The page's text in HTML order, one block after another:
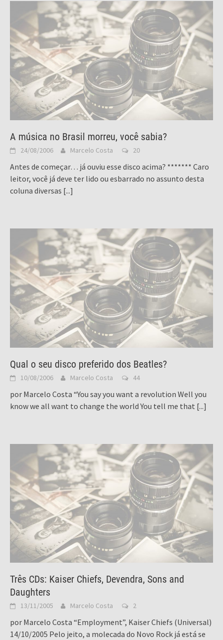
A música no Brasil morreu, você sabia?
24/08/2006 Marcelo Costa 20
Antes de começar… já ouviu esse disco acima? ******* Caro
leitor, você já deve ter lido ou esbarrado no assunto desta
coluna diversas [...]
Qual o seu disco preferido dos Beatles?
10/08/2006 Marcelo Costa 44
por Marcelo Costa “You say you want a revolution Well you
know we all want to change the world You tell me that [...]
Três CDs: Kaiser Chiefs, Devendra, Sons and
Daughters
13/11/2005 Marcelo Costa 2
por Marcelo Costa “Employment”, Kaiser Chiefs (Universal)
14/10/2005 Pelo jeito, a molecada do Novo Rock já está se